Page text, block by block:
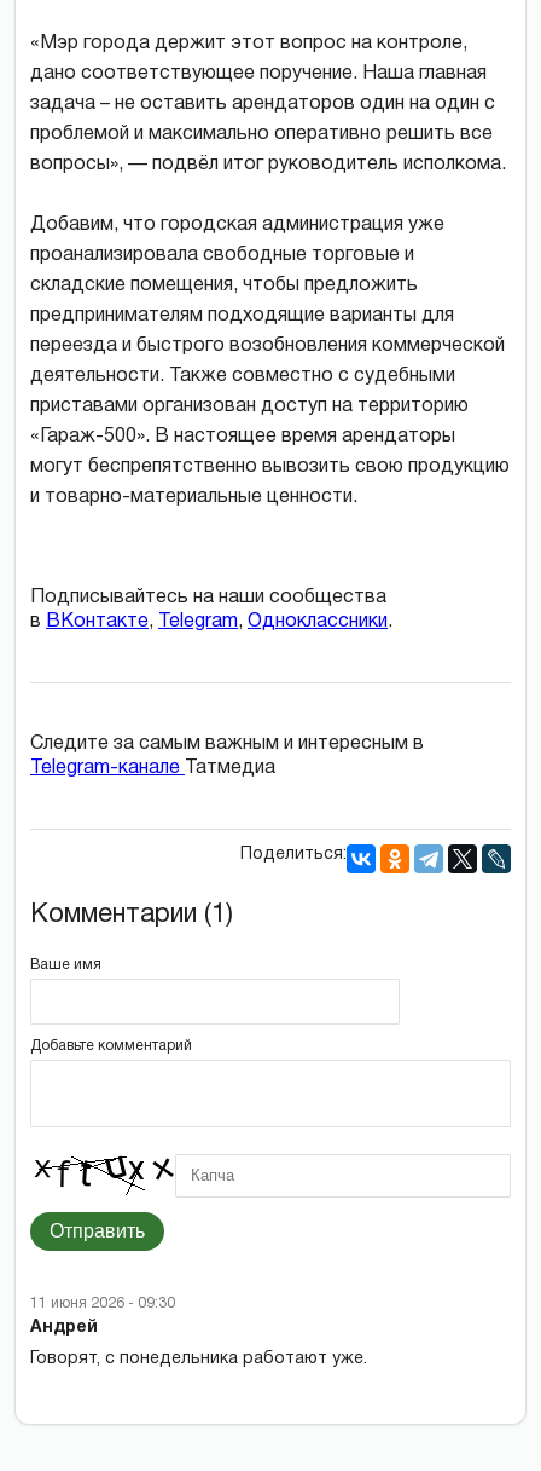
«Мэр города держит этот вопрос на контроле,
дано соответствующее поручение. Наша главная
задача – не оставить арендаторов один на один с
проблемой и максимально оперативно решить все
вопросы», — подвёл итог руководитель исполкома.
Добавим, что городская администрация уже
проанализировала свободные торговые и
складские помещения, чтобы предложить
предпринимателям подходящие варианты для
переезда и быстрого возобновления коммерческой
деятельности. Также совместно с судебными
приставами организован доступ на территорию
«Гараж-500». В настоящее время арендаторы
могут беспрепятственно вывозить свою продукцию
и товарно-материальные ценности.
Подписывайтесь на наши сообщества
в ВКонтакте, Telegram, Одноклассники.
Следите за самым важным и интересным в
Telegram-канале
Татмедиа
Поделиться:
Комментарии (1)
Ваше имя
Добавьте комментарий
Отправить
11 июня 2026 - 09:30
Андрей
Говорят, с понедельника работают уже.